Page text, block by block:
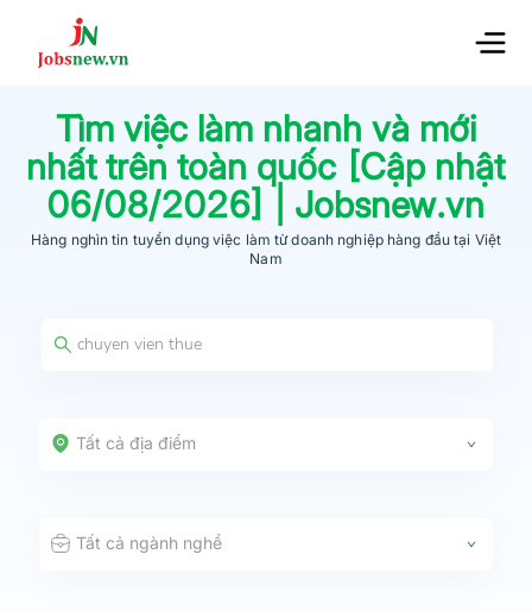
Tìm việc làm nhanh và mới
nhất trên toàn quốc [Cập nhật
06/08/2026] | Jobsnew.vn
Hàng nghìn tin tuyển dụng việc làm từdoanh nghiệp hàng đầu tại Việt
Nam
Tất cả địa điểm
Tất cả ngành nghề